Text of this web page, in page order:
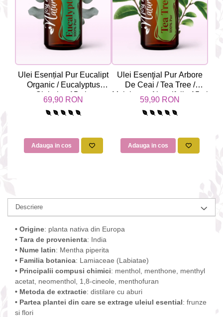
Ulei Esențial Pur Eucalipt
Organic / Eucalyptus
Globulus 15ml -
Aromaterapie Sigura | nJoy
Nature
69,90 RON
Adauga in cos
Ulei Esenţial Pur Arbore
De Ceai / Tea Tree /
Melaleuca Alternifolia 15ml
- Aromaterapie Sigura |
nJoy Nature
59,90 RON
Adauga in cos
Descriere
• Origine: planta nativa din Europa
• Tara de provenienta: India
• Nume latin: Mentha piperita
• Familia botanica: Lamiaceae (Labiatae)
• Principalii compusi chimici: menthol, menthone, menthyl
acetat, neomenthol, 1,8-cineole, menthofuran
• Metoda de extractie: distilare cu aburi
• Partea plantei din care se extrage uleiul esential: frunze
si flori